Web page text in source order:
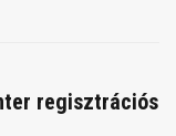
regisztrációs